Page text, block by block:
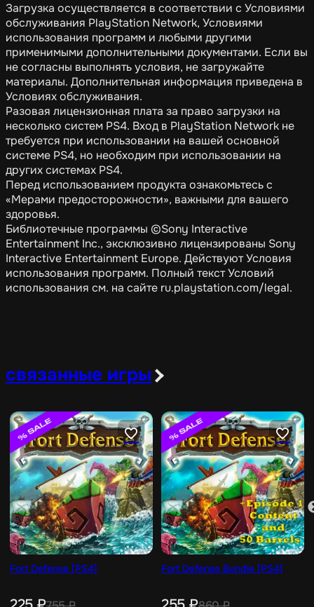
Загрузка осуществляется в соответствии с Условиями
обслуживания PlayStation Network, Условиями
использования программ и любыми другими
применимыми дополнительными документами. Если вы
не согласны выполнять условия, не загружайте
материалы. Дополнительная информация приведена в
Условиях обслуживания.
Разовая лицензионная плата за право загрузки на
несколько систем PS4. Вход в PlayStation Network не
требуется при использовании на вашей основной
системе PS4, но необходим при использовании на
других системах PS4.
Перед использованием продукта ознакомьтесь с
«Мерами предосторожности», важными для вашего
здоровья.
Библиотечные программы ©Sony Interactive
Entertainment Inc., эксклюзивно лицензированы Sony
Interactive Entertainment Europe. Действуют Условия
использования программ. Полный текст Условий
использования см. на сайте ru.playstation.com/legal.
связанные игры
Fort Defense [PS4] Fort Defense Bundle [PS4]